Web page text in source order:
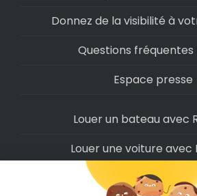
Donnez de la visibilité à
Questions fréquentes
Espace presse
Louer un bateau avec
Louer une voiture avec
Louer une moto avec